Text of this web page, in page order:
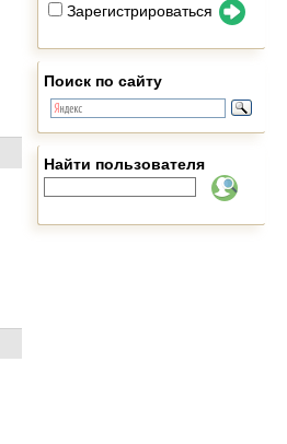
Зарегистрироваться
Поиск по сайту
Найти пользователя